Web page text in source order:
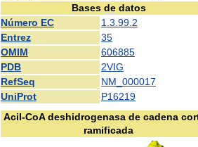
Bases de datos
Número EC 1 3 99 2
Entrez
35
OMIM
606885
PDB
2VIG
RefSeq
NM 000017
UniProt
P16219
Acil-CoA deshidrogenasa de cadena
ramificada